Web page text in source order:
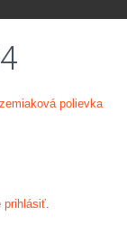
polievka
prihlásiť.